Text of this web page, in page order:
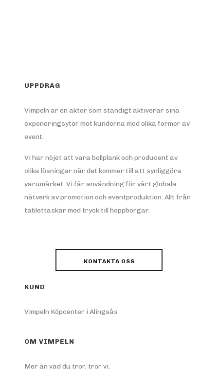
UPPDRAG
Vimpeln är en aktör som ständigt aktiverar sina
exponeringsytor mot kunderna med olika former av
event.
Vi har nöjet att vara bollplank och producent av
olika lösningar när det kommer till att synliggöra
varumärket. Vi får användning för vårt globala
nätverk av promotion och eventproduktion. Allt från
tablettaskar med tryck till hoppborgar.
KONTAKTA OSS
KUND
Vimpeln Köpcenter i Alingsås
OM VIMPELN
Mer än vad du tror, tror vi.